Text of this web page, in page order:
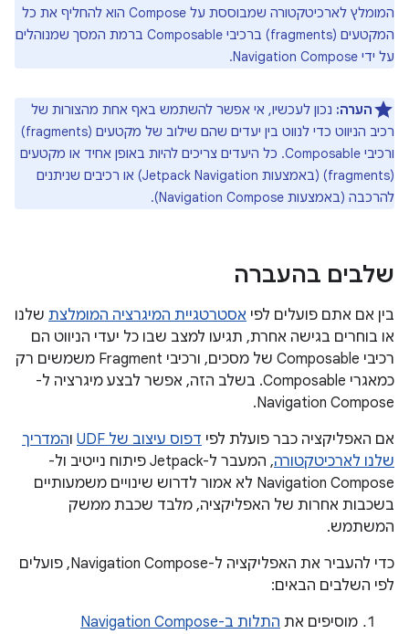
המומלץ לארכיטקטורה שמבוססת על Compose הוא להחליף את כל
המקטעים (fragments) ברכיבי Composable ברמת המסך שמנוהלים
על ידי Navigation Compose.
הערה: נכון לעכשיו, אי אפשר להשתמש באף אחת מהצורות של
רכיב הניווט כדי לנווט בין יעדים שהם שילוב של מקטעים (fragments)
ורכיבי Composable. כל היעדים צריכים להיות באופן אחיד או מקטעים
(fragments) (באמצעות Jetpack Navigation) או רכיבים שניתנים
להרכבה (באמצעות Navigation Compose).
שלבים בהעברה
בין אם אתם פועלים לפי אסטרטגיית המיגרציה המומלצת שלנו
או בוחרים בגישה אחרת, תגיעו למצב שבו כל יעדי הניווט הם
רכיבי Composable של מסכים, ורכיבי Fragment משמשים רק
כמאגרי Composable. בשלב הזה, אפשר לבצע מיגרציה ל-
Navigation Compose.
אם האפליקציה כבר פועלת לפי דפוס עיצוב של UDF והמדריך
שלנו לארכיטקטורה
, המעבר ל-Jetpack פיתוח נייטיב ול-
Navigation Compose לא אמור לדרוש שינויים משמעותיים
בשכבות אחרות של האפליקציה, מלבד שכבת ממשק
המשתמש.
כדי להעביר את האפליקציה ל-Navigation Compose, פועלים
לפי השלבים הבאים:
מוסיפים את התלות ב-Navigation Compose